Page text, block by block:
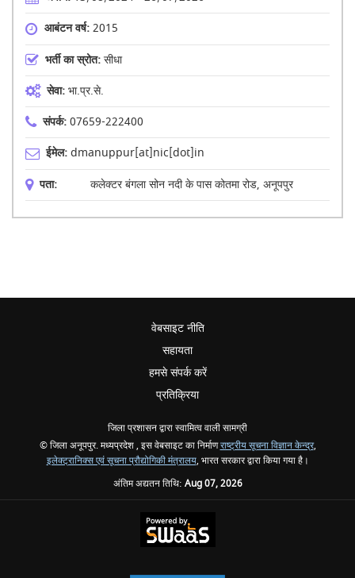
आबंटन वर्ष:2015
भर्ती का स्रोत:सीधा
सेवा:भा.प्र.से.
संपर्क:07659-222400
ईमेल:dmanuppur[at]nic[dot]in
पता:
कलेक्टर बंगला सोन नदी के पास कोतमा रोड, अनूपपुर
वेबसाइट नीति
सहायता
हमसे संपर्क करें
प्रतिक्रिया
जिला प्रशासन द्वारा स्वामित्व वाली सामग्री
© जिला अनूपपुर. मध्यप्रदेश , इस वेबसाइट का निर्माणराष्ट्रीय सूचना विज्ञान केन्द्र,
इलेक्ट्रानिक्स एवं सूचना प्रौद्योगिकी मंत्रालय, भारत सरकार द्वारा किया गया है।
अंतिम अद्यतन तिथि: Aug 07, 2026